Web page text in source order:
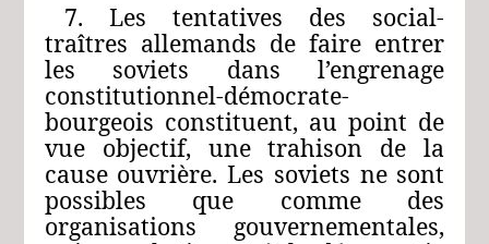
7. Les tentatives des social-
traîtres allemands de faire entrer
les soviets dans l’engrenage
constitutionnel-démocrate-
bourgeois constituent, au point de
vue objectif, une trahison de la
cause ouvrière. Les soviets ne sont
possibles que comme des
organisations gouvernementales,